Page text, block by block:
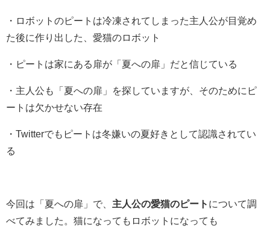
・ロボットのピートは冷凍されてしまった主人公が目覚め
た後に作り出した、愛猫のロボット
・ピートは家にある扉が「夏への扉」だと信じている
・主人公も「夏への扉」を探していますが、そのためにピ
ートは欠かせない存在
・Twitterでもピートは冬嫌いの夏好きとして認識されてい
る
今回は「夏への扉」で、 主人公の愛猫のピート について調
べてみました。猫になってもロボットになっても